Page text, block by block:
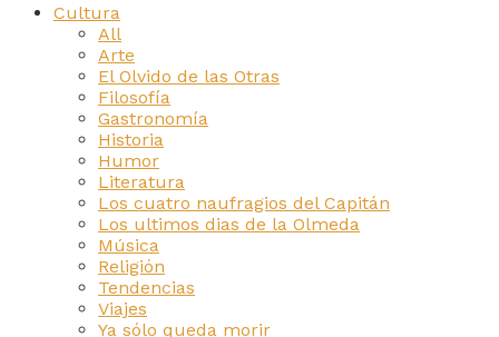
Cultura
All
Arte
El Olvido de las Otras
Filosofía
Gastronomía
Historia
Humor
Literatura
Los cuatro naufragios del Capitán
Los ultimos dias de la Olmeda
Música
Religión
Tendencias
Viajes
Ya sólo queda morir